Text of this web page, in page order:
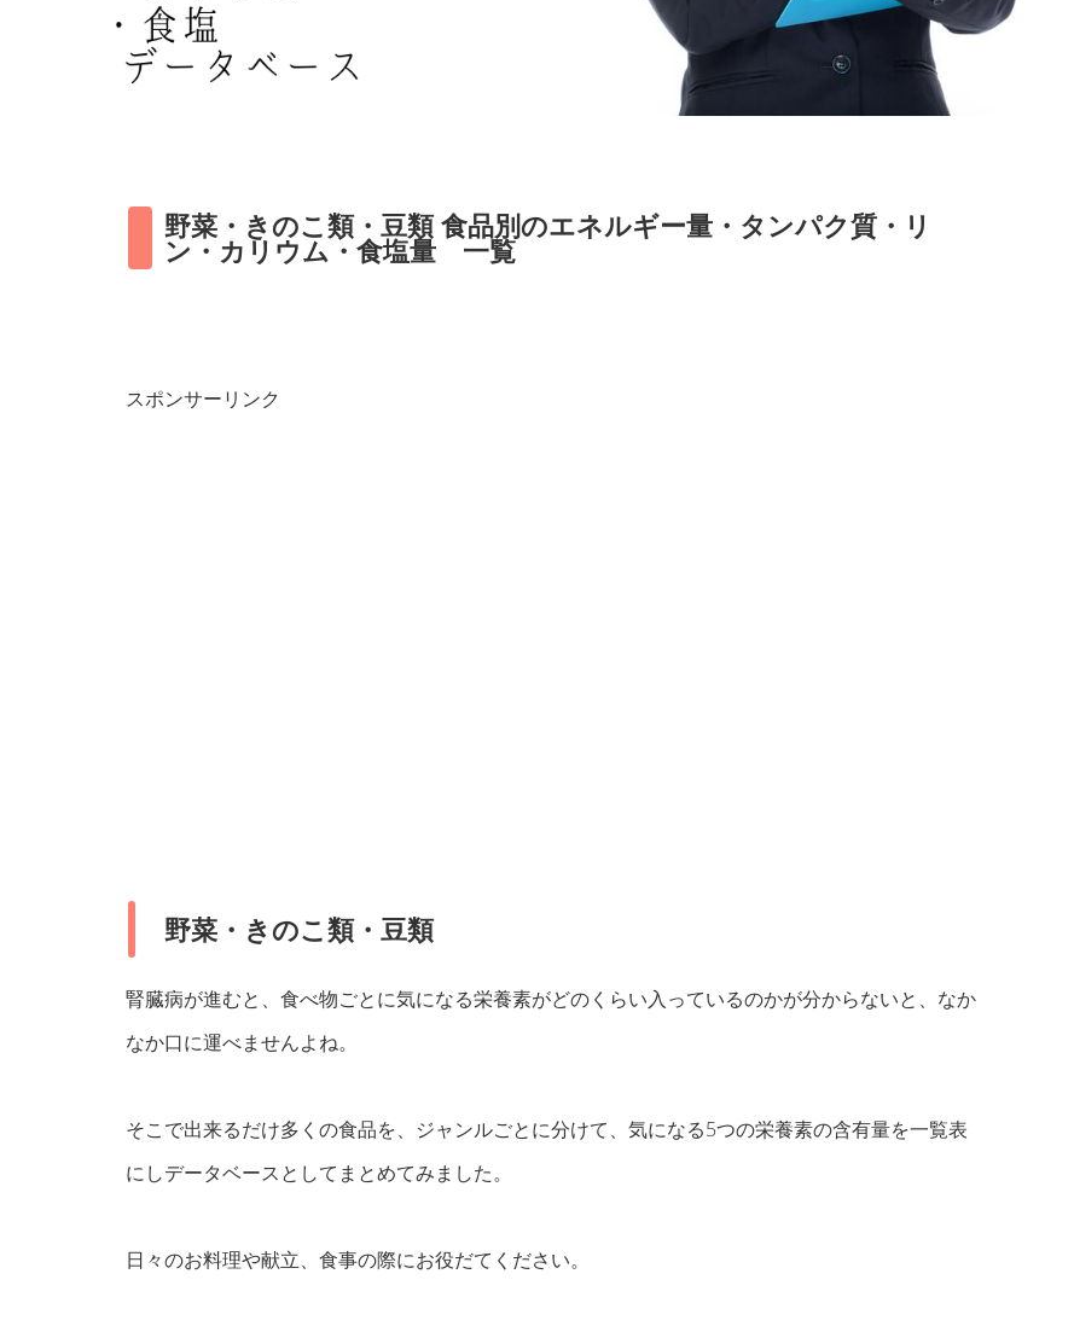
野菜・きのこ類・豆類 食品別のエネルギー量・タンパク質・リ
ン・カリウム・食塩量 一覧
スポンサーリンク
野菜・きのこ類・豆類
腎臓病が進むと、食べ物ごとに気になる栄養素がどのくらい入っているのかが分からないと、なか
なか口に運べませんよね。
そこで出来るだけ多くの食品を、ジャンルごとに分けて、気になる5つの栄養素の含有量を一覧表
にしデータベースとしてまとめてみました。
日々のお料理や献立、食事の際にお役だてください。